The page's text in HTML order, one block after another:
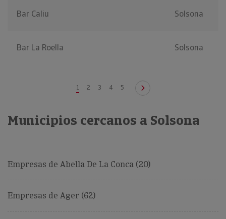
Bar Caliu Solsona
Bar La Roella Solsona
1 2 3 4 5
Municipios cercanos a Solsona
Empresas de Abella De La Conca (20)
Empresas de Ager (62)